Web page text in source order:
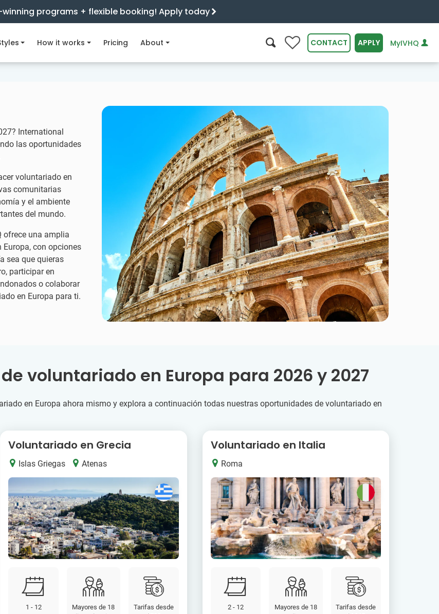
programs + flexible booking! Apply today
How it works Pricing About 0 CONTACT APPLY MyIVHQ
International
las oportunidades
voluntariado en
comunitarias
y el ambiente
del mundo.
ofrece una amplia
con opciones
sea que quieras
participar en
o colaborar
en Europa para ti.
voluntariado en Europa para 2026 y 2027
en Europa ahora mismo y explora a continuación todas nuestras oportunidades de voluntariado en
Voluntariado en Grecia
Islas Griegas Atenas
1 - 12
Mayores de 18
Tarifas desde
Voluntariado en Italia
Roma
2 - 12
Mayores de 18
Tarifas desde